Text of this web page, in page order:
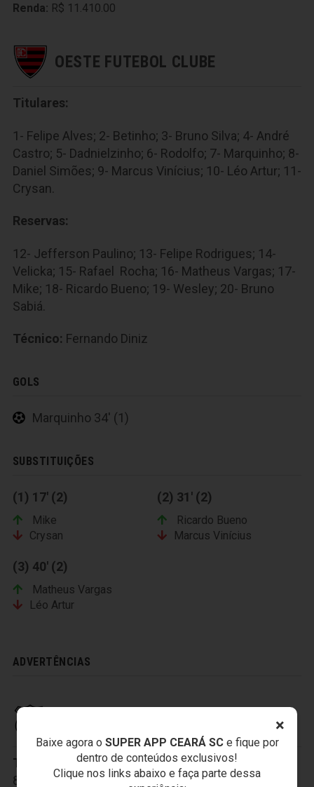
×
Baixe agora o SUPER APP CEARÁ SCe fique por
dentro de conteúdos exclusivos!
Clique nos links abaixo e faça parte dessa
Renda: R$ 11.410.00
OESTE FUTEBOL CLUBE
Titulares:
1- Felipe Alves; 2- Betinho; 3- Bruno Silva; 4- André
Castro; 5- Dadnielzinho; 6- Rodolfo; 7- Marquinho; 8-
Daniel Simões; 9- Marcus Vinícius; 10- Léo Artur; 11-
Crysan.
Reservas:
12- Jefferson Paulino; 13- Felipe Rodrigues; 14-
Velicka; 15- Rafael Rocha; 16- Matheus Vargas; 17-
Mike; 18- Ricardo Bueno; 19- Wesley; 20- Bruno
Sabiá.
Técnico: Fernando Diniz
GOLS
Marquinho 34' (1)
SUBSTITUIÇÕES
(1) 17' (2)
Mike
Crysan
(2) 31' (2)
Ricardo Bueno
Marcus Vinícius
(3) 40' (2)
Matheus Vargas
Léo Artur
ADVERTÊNCIAS
Titulares: 1-Everson,2-Tiago Cametá,6-Eduardo
8-Richardson ,14-Ewerton Páscoa,18-Bill,